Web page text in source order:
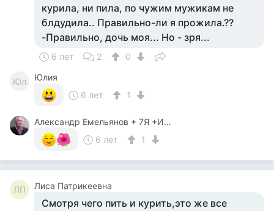
курила, ни пила, по чужим мужикам не
блдудила.. Правильно-ли я прожила.??
-Правильно, дочь моя... Но - зря...
6 лет 2 0
Юл
Юлия
6 лет
1
Александр Емельянов + 7Я +Инструктор Туризма
6 лет
1
ЛП Лиса Патрикеевна
Смотря чего пить и курить,это же все